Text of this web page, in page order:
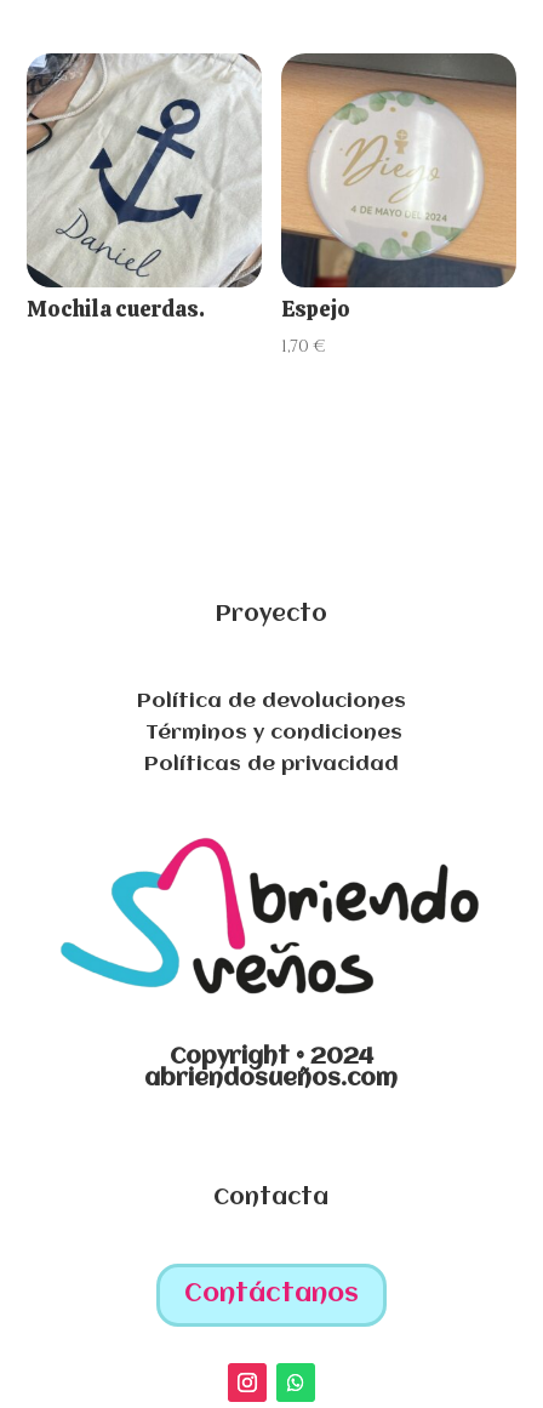
Mochila cuerdas. Espejo
1,70€
Proyecto
Política de devoluciones
Términos y condiciones
Políticas de privacidad
Copyright © 2024
abriendosueños.com
Contacta
Contáctanos